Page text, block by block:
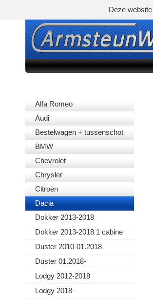
Alfa Romeo
Audi
Bestelwagen + tussenschot
BMW
Chevrolet
Chrysler
Citroën
Dacia
Dokker 2013-2018
Dokker 2013-2018 1 cabine
Duster 2010-01.2018
Duster 01.2018-
Lodgy 2012-2018
Lodgy 2018-
Deze